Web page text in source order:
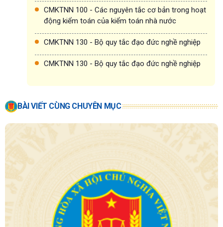
CMKTNN 100 - Các nguyên tắc cơ bản trong hoạt
động kiểm toán của kiểm toán nhà nước
CMKTNN 130 - Bộ quy tắc đạo đức nghề nghiệp
CMKTNN 130 - Bộ quy tắc đạo đức nghề nghiệp
BÀI VIẾT CÙNG CHUYÊN MỤC